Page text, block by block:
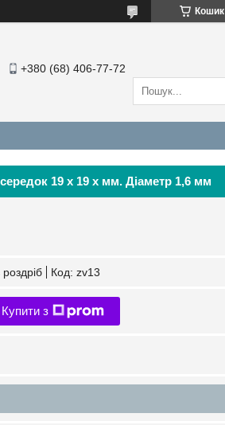
Кошик
+380 (68) 406-77-72
19 х 19 х мм. Діаметр 1,6 мм
Код: zv13
Купити з